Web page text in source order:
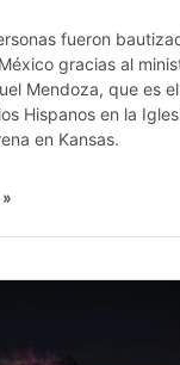
fueron
gracias al
Mendoza, que es
Hispanos en la
en Kansas.